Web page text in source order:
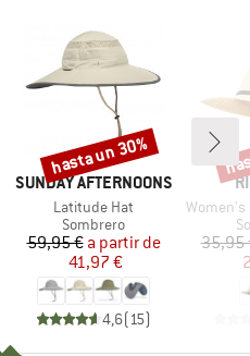
MARCA
SUNDAY AFTERNOONS
Artículo
Latitude Hat
Product group
Sombrero
Precio
59,95 € Precio reducido
a partir de
41,97 €
4,6(15)
Descuento
hasta un 30%
Artículo
Women's
35,95